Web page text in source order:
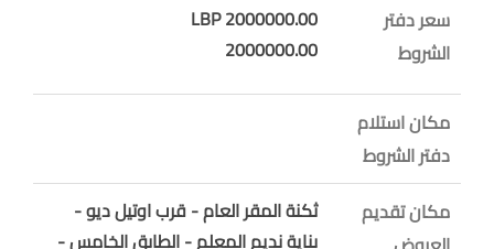
سعر دفتر
الشروط
2000000.00 LBP
2000000.00
مكان استلام
دفتر الشروط
مكان تقديم
ثكنة المقر العام - قرب اوتيل ديو -
بناية نديم المعلم - الطابق الخامس -